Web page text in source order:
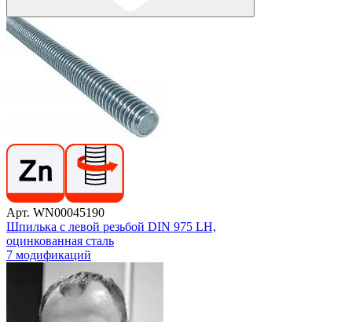
Арт. WN00045190
Шпилька с левой резьбой DIN 975 LH,
оцинкованная сталь
7 модификаций